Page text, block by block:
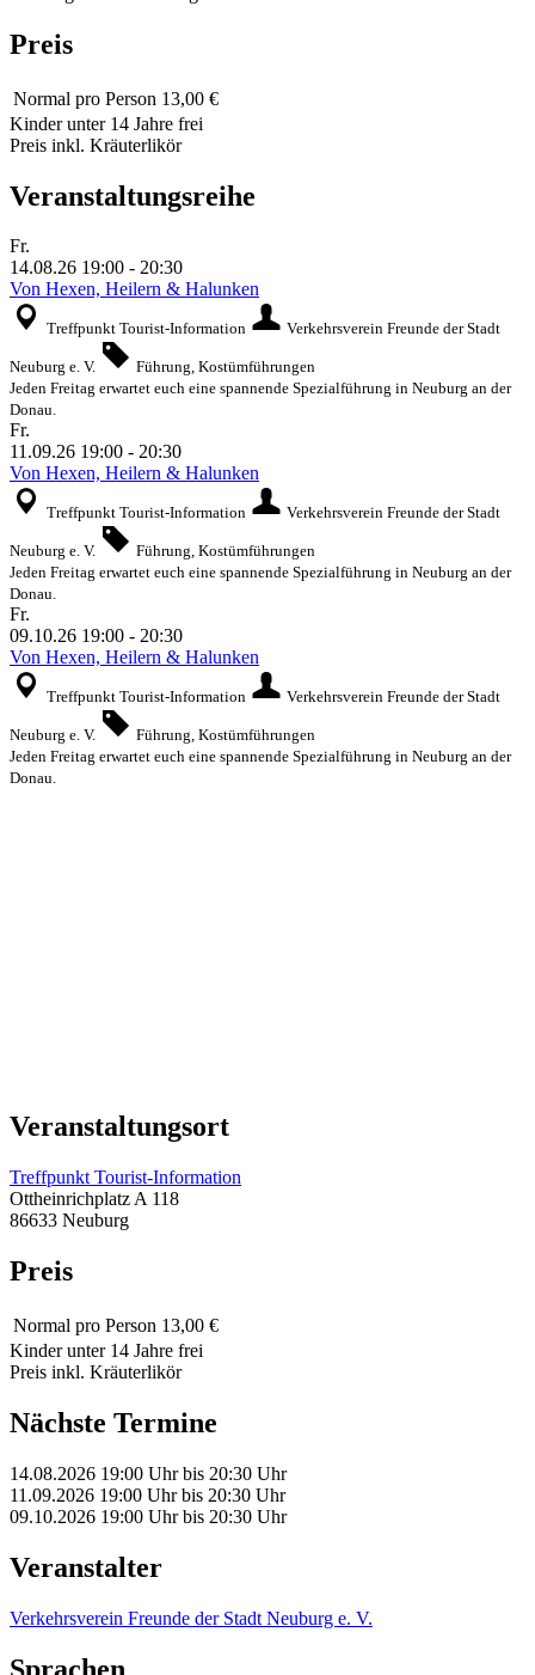
Preis
Normal pro Person 13,00 €
Kinder unter 14 Jahre frei
Preis inkl. Kräuterlikör
Veranstaltungsreihe
Fr.
14.08.26 19:00 - 20:30
Von Hexen, Heilern & Halunken
Treffpunkt Tourist-Information Verkehrsverein Freunde der Stadt
Neuburg e. V.
Führung, Kostümführungen
Jeden Freitag erwartet euch eine spannende Spezialführung in Neuburg an der
Donau.
Fr.
11.09.26 19:00 - 20:30
Von Hexen, Heilern & Halunken
Treffpunkt Tourist-Information Verkehrsverein Freunde der Stadt
Neuburg e. V.
Führung, Kostümführungen
Jeden Freitag erwartet euch eine spannende Spezialführung in Neuburg an der
Donau.
Fr.
09.10.26 19:00 - 20:30
Von Hexen, Heilern & Halunken
Treffpunkt Tourist-Information Verkehrsverein Freunde der Stadt
Neuburg e. V.
Führung, Kostümführungen
Jeden Freitag erwartet euch eine spannende Spezialführung in Neuburg an der
Donau.
Veranstaltungsort
Treffpunkt Tourist-Information
Ottheinrichplatz A 118
86633 Neuburg
Preis
Normal pro Person 13,00 €
Kinder unter 14 Jahre frei
Preis inkl. Kräuterlikör
Nächste Termine
14.08.2026 19:00 Uhrbis 20:30 Uhr
11.09.2026 19:00 Uhrbis 20:30 Uhr
09.10.2026 19:00 Uhrbis 20:30 Uhr
Veranstalter
Verkehrsverein Freunde der Stadt Neuburg e. V.
Sprachen